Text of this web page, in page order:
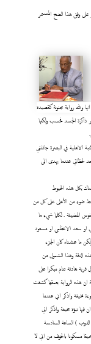
على وفق هذا الضخ المستمر
ولله رواية مجنونة كقصيدة
ذاكرة الجسد فحسب ولكنها
الاهلية في البصرة جائتني
لحظاتي عندما يهدى الى
بكل هذه الخيوط
ضوء من الأعلى على كل من
المضيئة . لكلما شيء ما
او سعد الاعظمي او مسعود
ما عشناه كان الجزء
الدقة وهذا الشمول من
هادئة تنام مبكرا على
ان هذه الرواية بعمقها كشفت
مخيفة واذكر اني عندما
نبؤة مخيفة واذكر اني
القديم (جسر الدوب ) الساعة السادسة
مسكونا بالخوف من اني لا